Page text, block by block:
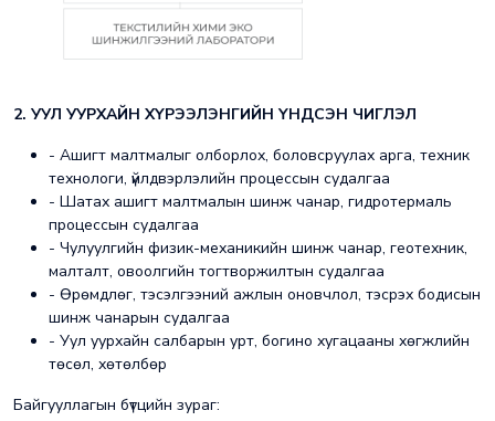
2. УУЛ УУРХАЙН ХҮРЭЭЛЭНГИЙН ҮНДСЭН ЧИГЛЭЛ
- Ашигт малтмалыг олборлох, боловсруулах арга, техник
технологи, үйлдвэрлэлийн процессын судалгаа
- Шатах ашигт малтмалын шинж чанар, гидротермаль
процессын судалгаа
- Чулуулгийн физик-механикийн шинж чанар, геотехник,
малталт, овоолгийн тогтворжилтын судалгаа
- Өрөмдлөг, тэсэлгээний ажлын оновчлол, тэсрэх бодисын
шинж чанарын судалгаа
- Уул уурхайн салбарын урт, богино хугацааны хөгжлийн
төсөл, хөтөлбөр
Байгууллагын бүтцийн зураг: